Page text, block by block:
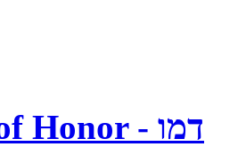
Medal of Honor - דמו